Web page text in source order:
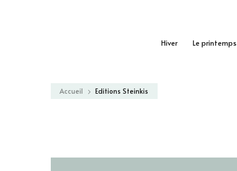
Hiver Le printemps
Accueil Editions Steinkis